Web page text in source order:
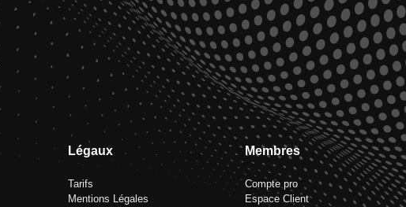
Légaux
Tarifs
Mentions Légales
Membres
Compte pro
Espace Client